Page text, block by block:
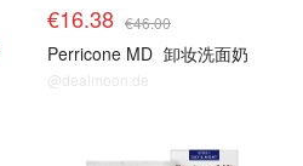
€16.38 €46.00
Perricone MD 卸妆洗面奶
@dealmoon.de